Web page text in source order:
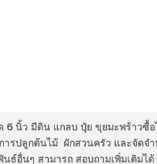
นิ้ว มีดิน แกลบ ปุ๋ย ขุยมะพร้าวซื้
ารปลูกต้นไม้ ผักสวนครัว และจัด
อื่นๆ สามารถ สอบถามเพิ่มเติมไ